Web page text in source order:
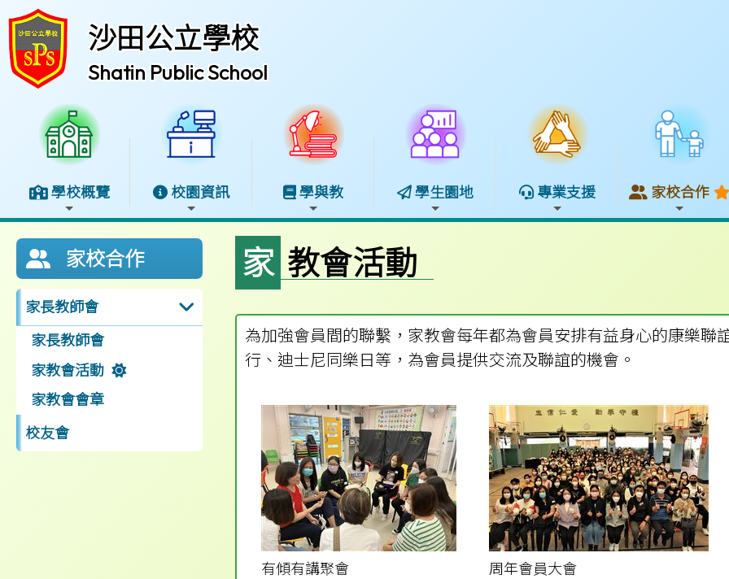
沙田公立學校
Shatin Public School
學校概覽 校園資訊 學與教 學生園地 專業支援 家校合作
家校合作
家長教師會
家長教師會
家教會活動
家教會會章
校友會
家教會活動
為加強會員間的聯繫，家教會每年都為會員安排有益身心的康樂聯
行、迪士尼同樂日等，為會員提供交流及聯誼的機會。
有傾有講聚會 周年會員大會